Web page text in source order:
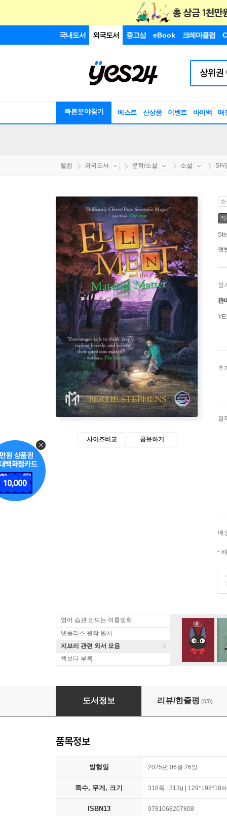
국내도서 외국도서 중고샵 eBook 크레마클럽
빠른분야찾기 베스트 신상품 이벤트 바이백 매
웰컴 외국도서 문학/소설 소설 SF/
사이즈비교 공유하기
첫
정
판
추
결
배
영어 습관 만드는 여름방학
넷플리스 원작 원서
지브리 관련 외서 모음
책보다 부록
Ellie Ment and the Material Matter
도서정보 리뷰/한줄평 (0/0)
품목정보
발행일 2025년 06월 26일
쪽수, 무게, 크기 318쪽 | 313g |
ISBN13 9781068207808